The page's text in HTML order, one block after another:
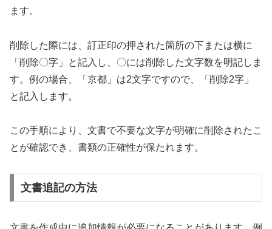
ます。
削除した際には、訂正印の押された箇所の下または横に
「削除〇字」と記入し、〇には削除した文字数を明記しま
す。例の場合、「京都」は2文字ですので、「削除2字」
と記入します。
この手順により、文書で不要な文字が明確に削除されたこ
とが確認でき、書類の正確性が保たれます。
文書追記の方法